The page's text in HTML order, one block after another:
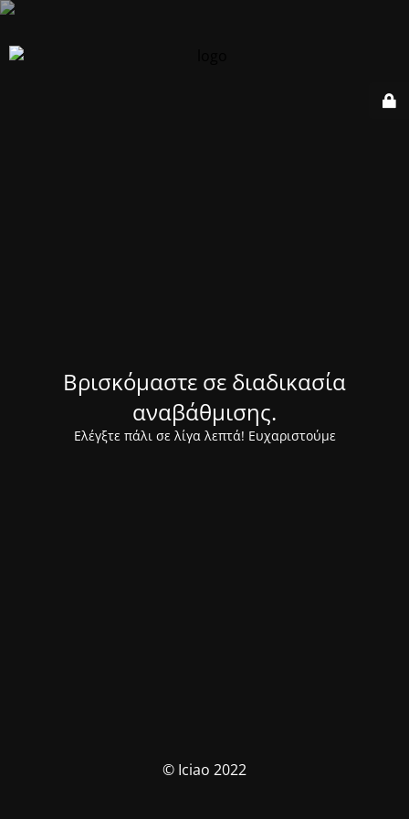
Βρισκόμαστε σε διαδικασία
αναβάθμισης.
Ελέγξτε πάλι σε λίγα λεπτά! Ευχαριστούμε
© Iciao 2022